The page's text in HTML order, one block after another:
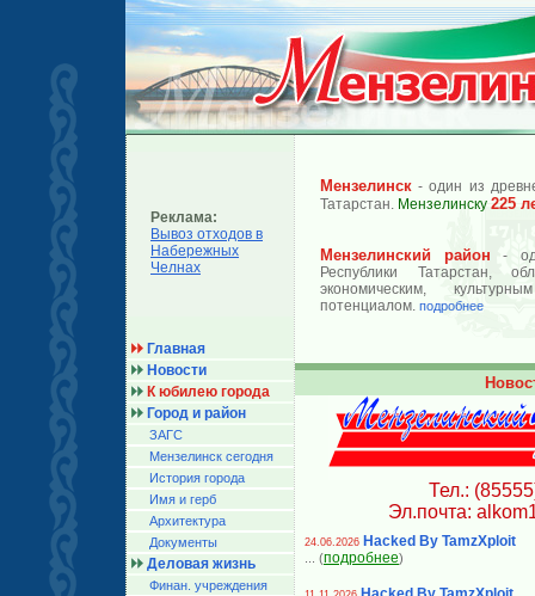
Реклама:
Вывоз отходов в
Набережных
Челнах
Главная
Новости
К юбилею города
Город и район
ЗАГС
Мензелинск сегодня
История города
Имя и герб
Архитектура
Документы
Деловая жизнь
Финан. учреждения
Мензелинск - один из
Татарстан. Мензелинску 225
Мензелинский район -
Республики Татарстан,
экономическим,
потенциалом. подробнее
Тел.:
Эл.почта:
24.06.2026 Hacked By TamzXploit
... (подробнее)